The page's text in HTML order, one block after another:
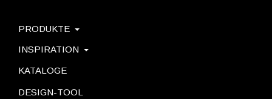
PRODUKTE
INSPIRATION
KATALOGE
DESIGN-TOOL